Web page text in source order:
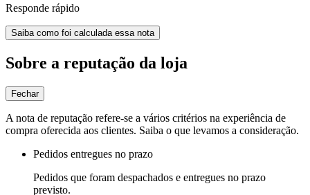
Responde rápido
Saiba como foi calculada essa nota
Sobre a reputação da loja
Fechar
A nota de reputação refere-se a vários critérios na experiência de
compra oferecida aos clientes. Saiba o que levamos a consideração.
Pedidos entregues no prazo
Pedidos que foram despachados e entregues no prazo
previsto.